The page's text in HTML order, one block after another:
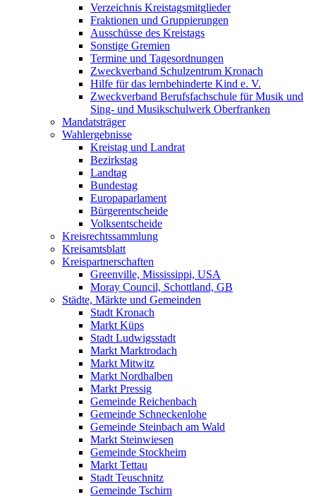
Verzeichnis Kreistagsmitglieder
Fraktionen und Gruppierungen
Ausschüsse des Kreistags
Sonstige Gremien
Termine und Tagesordnungen
Zweckverband Schulzentrum Kronach
Hilfe für das lernbehinderte Kind e. V.
Zweckverband Berufsfachschule für Musik und
Sing- und Musikschulwerk Oberfranken
Mandatsträger
Wahlergebnisse
Kreistag und Landrat
Bezirkstag
Landtag
Bundestag
Europaparlament
Bürgerentscheide
Volksentscheide
Kreisrechtssammlung
Kreisamtsblatt
Kreispartnerschaften
Greenville, Mississippi, USA
Moray Council, Schottland, GB
Städte, Märkte und Gemeinden
Stadt Kronach
Markt Küps
Stadt Ludwigsstadt
Markt Marktrodach
Markt Mitwitz
Markt Nordhalben
Markt Pressig
Gemeinde Reichenbach
Gemeinde Schneckenlohe
Gemeinde Steinbach am Wald
Markt Steinwiesen
Gemeinde Stockheim
Markt Tettau
Stadt Teuschnitz
Gemeinde Tschirn